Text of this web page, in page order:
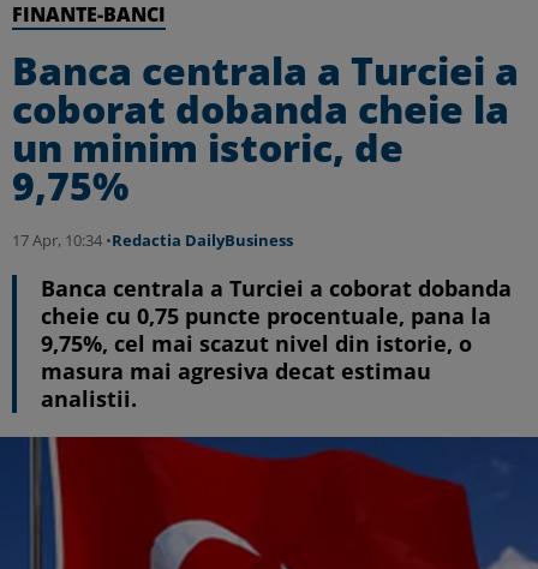
FINANTE-BANCI
Banca centrala a Turciei a
coborat dobanda cheie la
un minim istoric, de
9,75%
17 Apr, 10:34 •Redactia DailyBusiness
Banca centrala a Turciei a coborat dobanda
cheie cu 0,75 puncte procentuale, pana la
9,75%, cel mai scazut nivel din istorie, o
masura mai agresiva decat estimau
analistii.